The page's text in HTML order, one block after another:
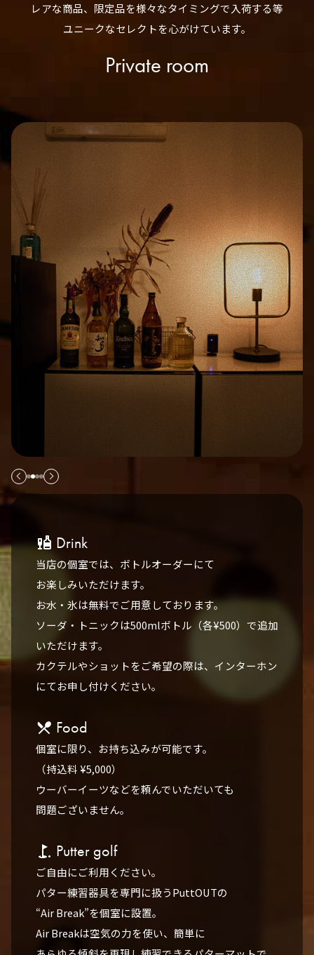
レアな商品、限定品を様々なタイミングで入荷する等
ユニークなセレクトを心がけています。
Private room
liquor Drink
当店の個室では、ボトルオーダーにて
お楽しみいただけます。
お水・氷は無料でご用意しております。
ソーダ・トニックは500mlボトル（各¥500）で追加
いただけます。
カクテルやショットをご希望の際は、インターホン
にてお申し付けください。
local_dining Food
個室に限り、お持ち込みが可能です。
（持込料 ¥5,000）
ウーバーイーツなどを頼んでいただいても
問題ございません。
golf_course Putter golf
ご自由にご利用ください。
パター練習器具を専門に扱うPuttOUTの
“Air Break”を個室に設置。
Air Breakは空気の力を使い、簡単に